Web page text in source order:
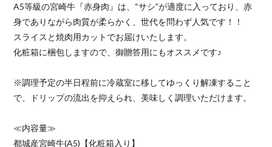
A5等級の宮崎牛『赤身肉』は、“サシ”が適度に入っており、赤
身でありながら肉質が柔らかく、世代を問わず人気です！！
スライスと焼肉用カットでお届けいたします。
化粧箱に梱包しますので、御贈答用にもオススメです♪
※調理予定の半日程前に冷蔵室に移してゆっくり解凍すること
で、ドリップの流出を抑えられ、美味しく調理いただけます。
≪内容量≫
都城産宮崎牛(A5)【化粧箱入り】